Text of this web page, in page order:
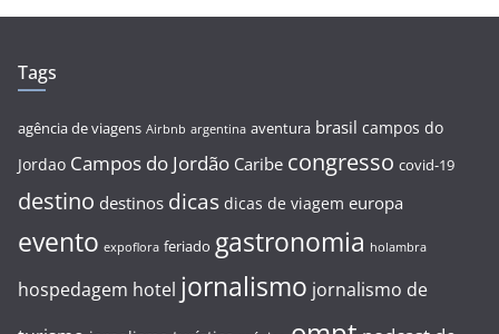
Tags
agência de viagens Airbnb argentina aventura brasil campos do
Jordao Campos do Jordão Caribe congresso covid-19
destino destinos dicas dicas de viagem europa
evento expoflora feriado gastronomia holambra
hospedagem hotel jornalismo jornalismo de